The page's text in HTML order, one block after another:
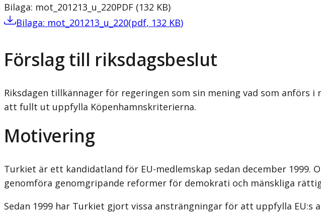
Bilaga: mot_201213_u_220PDF (132 KB)
Bilaga: mot_201213_u_220(pdf, 132 KB)
Förslag till riksdagsbeslut
Riksdagen tillkännager för regeringen som sin mening vad som
att fullt ut uppfylla Köpenhamnskriterierna.
Motivering
Turkiet är ett kandidatland för EU-medlemskap sedan december
genomföra genomgripande reformer för demokrati och mänskliga
Sedan 1999 har Turkiet gjort vissa ansträngningar för att uppfylla